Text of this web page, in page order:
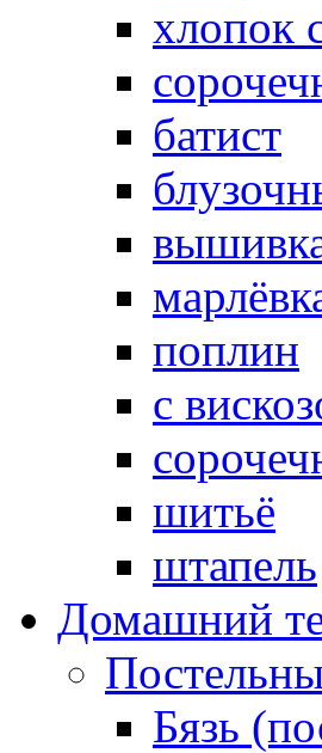
хлопок
батист
поплин
с
шитьё
штапель
Домашний
Бязь